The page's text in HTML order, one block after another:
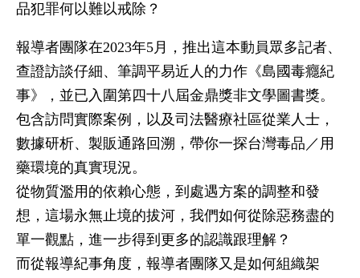
品犯罪何以難以戒除？
報導者團隊在2023年5月，推出這本動員眾多記者、
查證訪談仔細、筆調平易近人的力作《島國毒癮紀
事》，並已入圍第四十八屆金鼎獎非文學圖書獎。
包含訪問實際案例，以及司法醫療社區從業人士，
數據研析、製販通路回溯，帶你一探台灣毒品／用
藥環境的真實現況。
從物質濫用的依賴心態，到處遇方案的調整和發
想，這場永無止境的拔河，我們如何從除惡務盡的
單一觀點，進一步得到更多的認識跟理解？
而從報導紀事角度，報導者團隊又是如何組織架